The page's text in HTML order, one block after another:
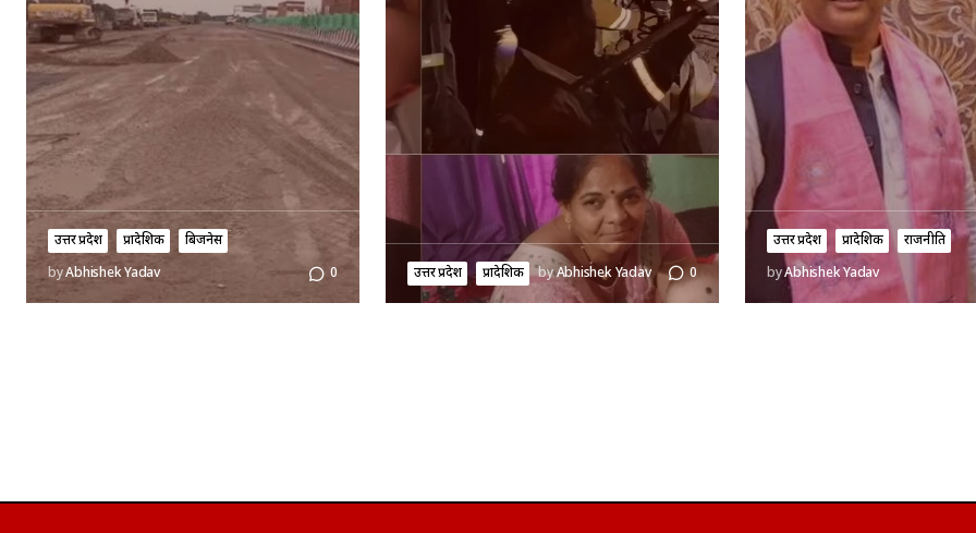
उत्तर प्रदेश प्रादेशिक
बिजनेस
byAbhishek Yadav 0 उत्तर प्रदेश प्रादेशिक byAbhishek Yadav 0
उत्तर प्रदेश प्रादेशिक
राजनीति
byAbhishek Yadav